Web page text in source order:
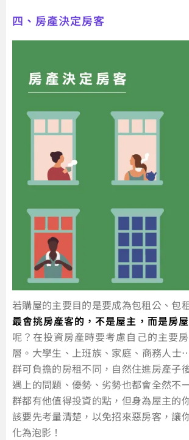
四、房產決定房客
若購屋的主要目的是要成為包租公、包
最會挑房產客的，不是屋主，而是房屋
呢？在投資房產時要考慮自己的主要
層。大學生、上班族、家庭、商務人
群可負擔的房租不同，自然住進房產子
遇上的問題、優勢、劣勢也都會全然不
群都有他值得投資的點，但身為屋主的
該要先考量清楚，以免招來惡房客，讓
化為泡影！